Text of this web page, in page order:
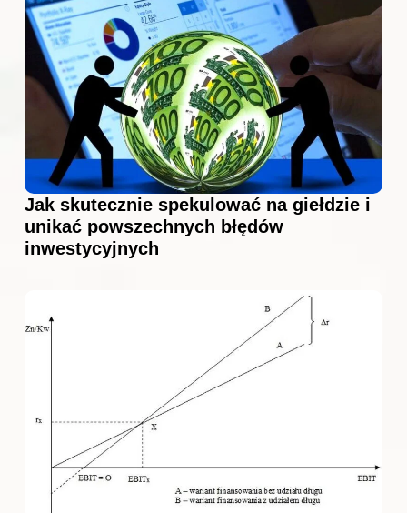
Jak skutecznie spekulować na giełdzie i
unikać powszechnych błędów
inwestycyjnych